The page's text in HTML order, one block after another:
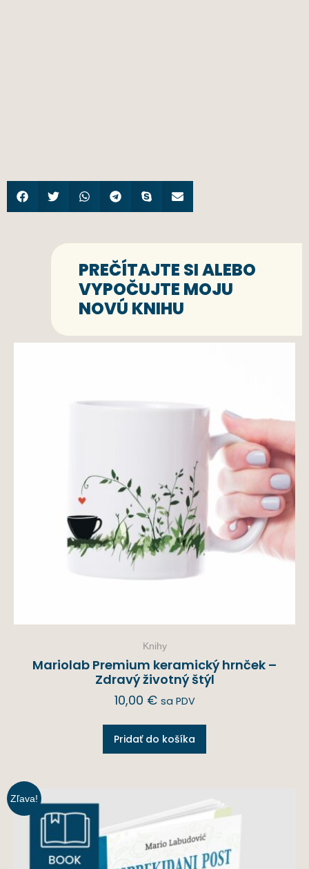
PREČÍTAJTE SI ALEBO
VYPOČUJTE MOJU
NOVÚ KNIHU
Knihy
Mariolab Premium keramický hrnček –
Zdravý životný štýl
10,00 € sa PDV
Pridať do košíka
Zľava!